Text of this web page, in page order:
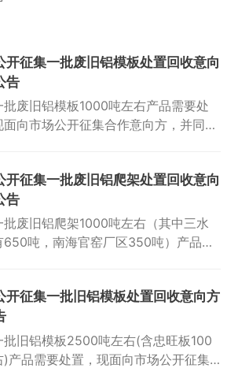
开征集一批废旧铝模板处置回收意向
告
批废旧铝模板1000吨左右产品需要处
面向市场公开征集合作意向方，并同步
往现场实地考察。特别说明1、本次处
开征集一批废旧铝爬架处置回收意向
告
批废旧铝爬架1000吨左右（其中三水
650吨，南海官窑厂区350吨）产品需
，我们已详附相关图片供参考，同时...
开征集一批旧铝模板处置回收意向方
批旧铝模板2500吨左右(含忠旺板100
)产品需要处置，现面向市场公开征集